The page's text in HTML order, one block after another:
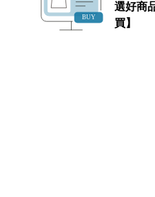
選好商
買】